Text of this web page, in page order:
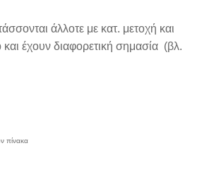
άλλοτε με κατ. μετοχή και
έχουν διαφορετική σημασία (βλ.